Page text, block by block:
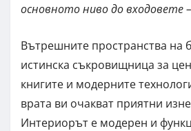
основното ниво до входовете
Вътрешните пространства на
истинска съкровищница за
книгите и модерните
врата ви очакват приятни
Интериорът е модерен и